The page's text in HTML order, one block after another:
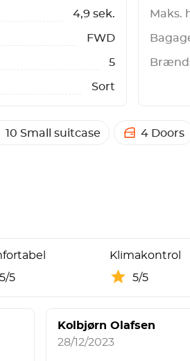
4,9 sek.
FWD
5
Sort
Maks.
10 Small suitcase 4 Doors
5/5
Klimakontrol
5/5
Kolbjørn Olafsen
28/12/2023